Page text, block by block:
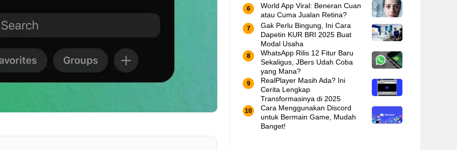
World App Viral: Beneran Cuan
atau Cuma Jualan Retina?
Gak Perlu Bingung, Ini Cara
Dapetin KUR BRI 2025 Buat
Modal Usaha
WhatsApp Rilis 12 Fitur Baru
Sekaligus, JBers Udah Coba
yang Mana?
RealPlayer Masih Ada? Ini
Cerita Lengkap
Transformasinya di 2025
Cara Menggunakan Discord
untuk Bermain Game, Mudah
Banget!